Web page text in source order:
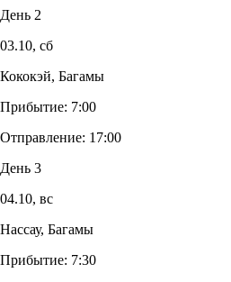
День 2
03.10, сб
Кококэй, Багамы
Прибытие: 7:00
Отправление: 17:00
День 3
04.10, вс
Нассау, Багамы
Прибытие: 7:30